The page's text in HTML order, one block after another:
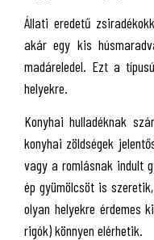
Állati eredetű
akár egy kis
madáreledel. Ezt a
helyekre.
Konyhai hulladéknak
konyhai zöldségek
vagy a romlásnak indult
ép gyümölcsöt is
olyan helyekre érdemes
rigók) könnyen elérhetik.